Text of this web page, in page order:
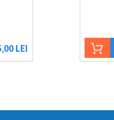
LEI